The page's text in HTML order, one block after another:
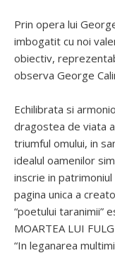
Prin opera lui
imbogatit cu noi
obiectiv,
observa George
Echilibrata si
dragostea de viata
triumful omului, in
idealul oamenilor
inscrie in
pagina unica a
“poetului taranimii”
MOARTEA LUI
“In leganarea